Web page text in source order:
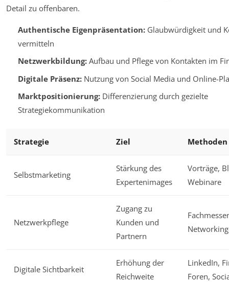
Detail zu offenbaren.
Authentische Eigenpräsentation:Glaubwürdigkeit und
vermitteln
Netzwerkbildung:Aufbau und Pflege von Kontakten im
Digitale Präsenz:Nutzung von Social Media und Online-
Marktpositionierung:Differenzierung durch gezielte
Strategiekommunikation
Strategie Ziel Methoden
Selbstmarketing
Stärkung des
Expertenimages
Vorträge,
Webinare
Netzwerkpflege
Zugang zu
Kunden und
Partnern
Digitale Sichtbarkeit
Erhöhung der
Reichweite
LinkedIn,
Foren,